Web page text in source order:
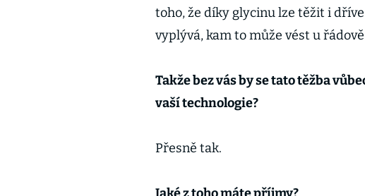
toho, že díky glycinu lze těžit i
vyplývá, kam to může vést u
Takže bez vás by se tato těžba
vaší technologie?
Přesně tak.